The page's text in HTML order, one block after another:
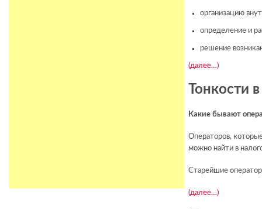
организацию
определение и
решение
(далее…)
Тонкости
Какие бывают
Операторов,
можно найти в
Старейшие
(далее…)